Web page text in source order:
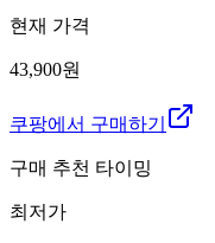
현재 가격
43,900원
쿠팡에서 구매하기
구매 추천 타이밍
최저가